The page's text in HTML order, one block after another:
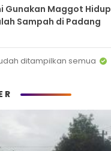
Gunakan Maggot Hidup
Sampah di Padang
ditampilkan semua